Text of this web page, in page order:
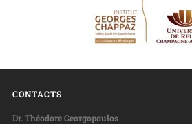
CONTACTS
Dr. Théodore Georgopoulos